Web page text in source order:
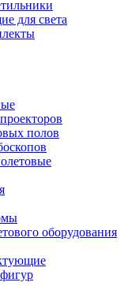
для света
полов
оборудования